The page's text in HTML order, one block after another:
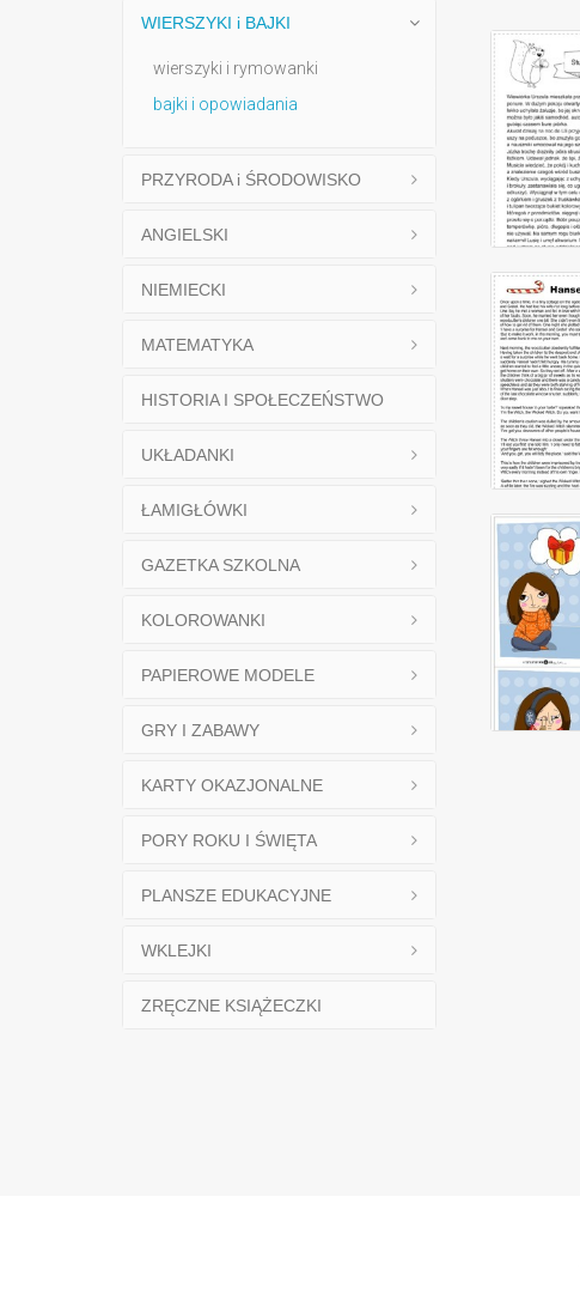
WIERSZYKI i BAJKI
wierszyki i rymowanki
bajki i opowiadania
PRZYRODA i ŚRODOWISKO
ANGIELSKI
NIEMIECKI
MATEMATYKA
HISTORIA I SPOŁECZEŃSTWO
UKŁADANKI
ŁAMIGŁÓWKI
GAZETKA SZKOLNA
KOLOROWANKI
PAPIEROWE MODELE
GRY I ZABAWY
KARTY OKAZJONALNE
PORY ROKU I ŚWIĘTA
PLANSZE EDUKACYJNE
WKLEJKI
ZRĘCZNE KSIĄŻECZKI